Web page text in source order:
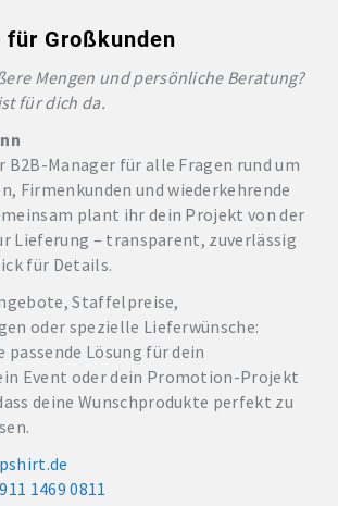
für Großkunden
Mengen und persönliche Beratung?
für dich da.
B2B-Manager für alle Fragen rund um
Firmenkunden und wiederkehrende
plant ihr dein Projekt von der
Lieferung – transparent, zuverlässig
für Details.
Staffelpreise,
oder spezielle Lieferwünsche:
passende Lösung für dein
Event oder dein Promotion-Projekt
deine Wunschprodukte perfekt zu
1469 0811